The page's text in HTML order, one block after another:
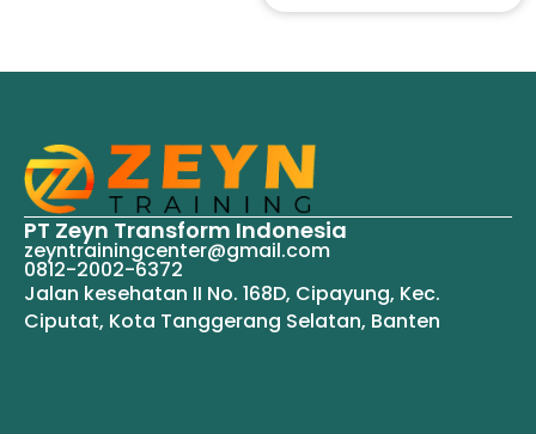
PT Zeyn Transform Indonesia
zeyntrainingcenter@gmail.com
0812-2002-6372
Jalan kesehatan II No. 168D, Cipayung, Kec.
Ciputat, Kota Tanggerang Selatan, Banten